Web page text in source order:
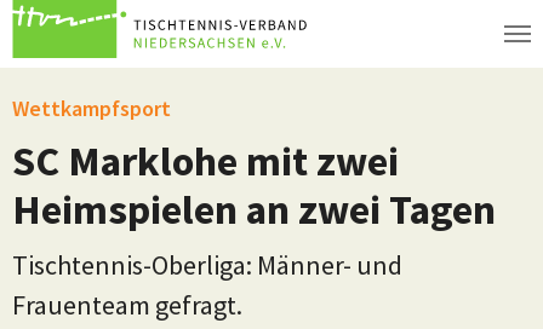
Zum Hauptinhalt springen
Wettkampfsport
SC Marklohe mit zwei
Heimspielen an zwei Tagen
Tischtennis-Oberliga: Männer- und
Frauenteam gefragt.